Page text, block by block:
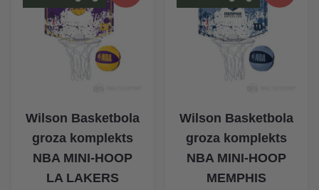
Wilson Basketbola
groza komplekts
NBA MINI-HOOP
LA LAKERS
Wilson Basketbola
groza komplekts
NBA MINI-HOOP
MEMPHIS